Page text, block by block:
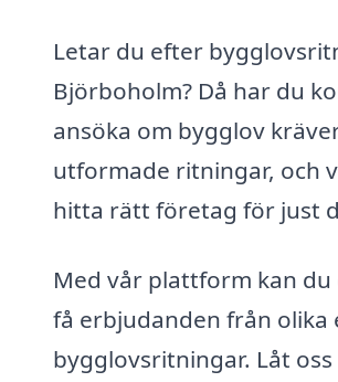
Letar du efter
Björboholm? Då har du
ansöka om bygglov
utformade ritningar, och
hitta rätt företag för just
Med vår plattform kan
få erbjudanden från olika
bygglovsritningar. Låt